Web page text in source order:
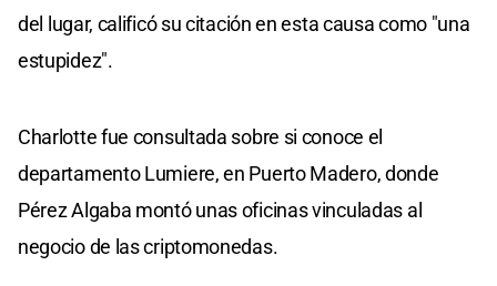
del lugar, calificó su citación en esta causa como "una
estupidez".
Charlotte fue consultada sobre si conoce el
departamento Lumiere, en Puerto Madero, donde
Pérez Algaba montó unas oficinas vinculadas al
negocio de las criptomonedas.